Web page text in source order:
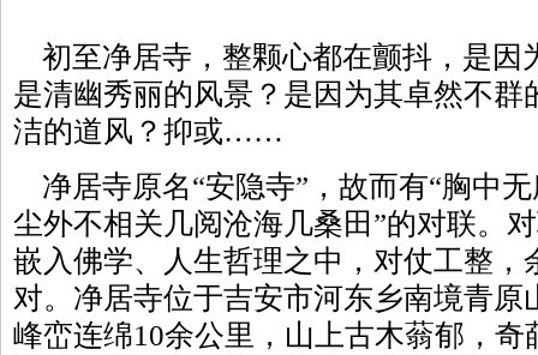
初至净居寺，整颗心都在颤抖，是因
是清幽秀丽的风景？是因为其卓然不群
洁的道风？抑或……
净居寺原名“安隐寺”，故而有“胸中
尘外不相关几阅沧海几桑田”的对联。
嵌入佛学、人生哲理之中，对仗工整，
对。净居寺位于吉安市河东乡南境青原
峰峦连绵10余公里，山上古木蓊郁，